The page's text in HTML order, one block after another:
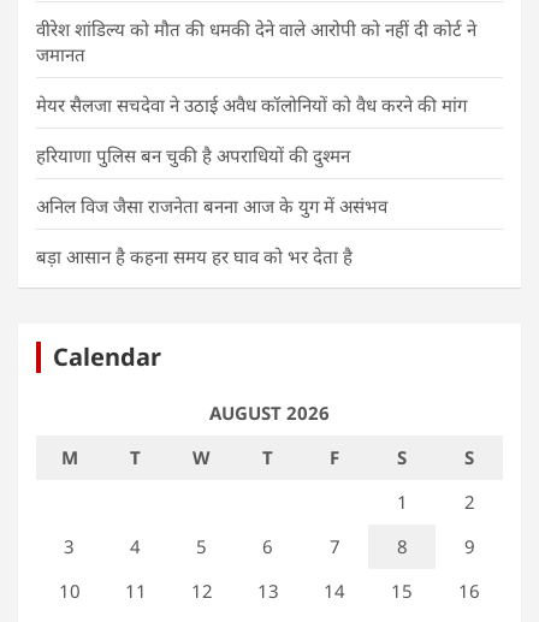
वीरेश शांडिल्य को मौत की धमकी देने वाले आरोपी को नहीं दी कोर्ट ने
जमानत
मेयर सैलजा सचदेवा ने उठाई अवैध कॉलोनियों को वैध करने की मांग
हरियाणा पुलिस बन चुकी है अपराधियों की दुश्मन
अनिल विज जैसा राजनेता बनना आज के युग में असंभव
बड़ा आसान है कहना समय हर घाव को भर देता है
Calendar
AUGUST 2026
M
T W T F S
S
1
2
3
4 5 6 7 8
9
10
11 12 13 14 15
16